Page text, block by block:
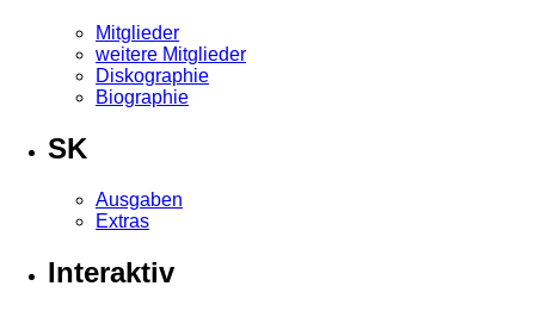
Mitglieder
weitere Mitglieder
Diskographie
Biographie
SK
Ausgaben
Extras
Interaktiv